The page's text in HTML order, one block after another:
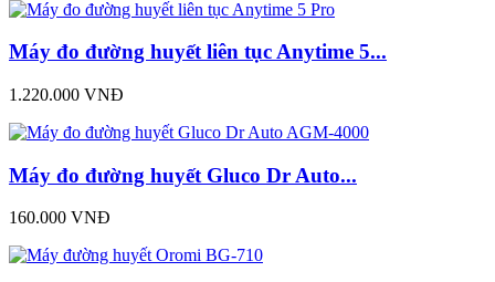
Máy đo đường huyết liên tục Anytime 5...
1.220.000 VNĐ
Máy đo đường huyết Gluco Dr Auto...
160.000 VNĐ